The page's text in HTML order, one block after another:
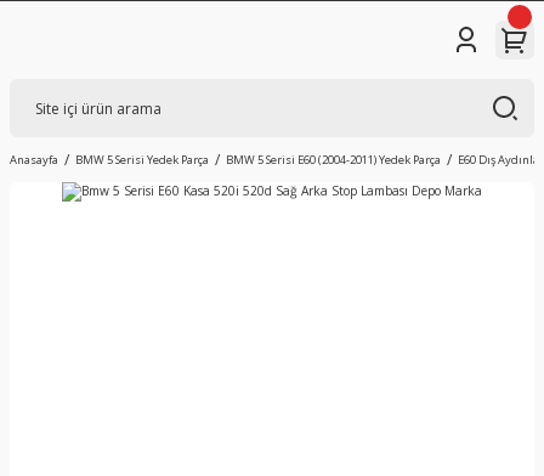
Anasayfa BMW 5 Serisi Yedek Parça BMW 5 Serisi E60 (2004-2011) Yedek Parça E60 Dış